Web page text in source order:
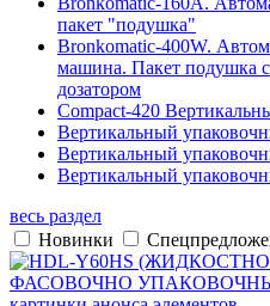
пакет "подушка"
Bronkomatic-400W.
машина. Пакет подушка
дозатором
Compact-420
Вертикальный
Вертикальный
Вертикальный
весь раздел
Новинки